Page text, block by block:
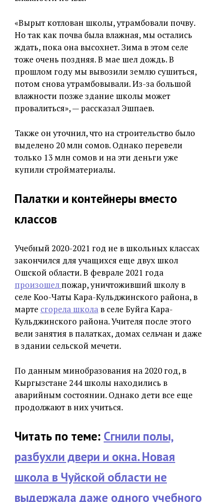
«Вырыт котлован школы, утрамбовали почву.
Но так как почва была влажная, мы остались
ждать, пока она высохнет. Зима в этом селе
тоже очень поздняя. В мае шел дождь. В
прошлом году мы вывозили землю сушиться,
потом снова утрамбовывали. Из-за большой
влажности позже здание школы может
провалиться», — рассказал Эшпаев.
Также он уточнил, что на строительство было
выделено 20 млн сомов. Однако перевели
только 13 млн сомов и на эти деньги уже
купили стройматериалы.
Палатки и контейнеры вместо
классов
Учебный 2020-2021 год не в школьных классах
закончился для учащихся еще двух школ
Ошской области. В феврале 2021 года
произошел пожар, уничтоживший школу в
селе Коо-Чаты Кара-Кульджинского района, в
марте сгорела школа в селе Буйга Кара-
Кульджинского района. Учителя после этого
вели занятия в палатках, домах сельчан и даже
в здании сельской мечети.
По данным минобразования на 2020 год, в
Кыргызстане 244 школы находились в
аварийным состоянии. Однако дети все еще
продолжают в них учиться.
Читать по теме: Сгнили полы,
разбухли двери и окна. Новая
школа в Чуйской области не
выдержала даже одного учебного